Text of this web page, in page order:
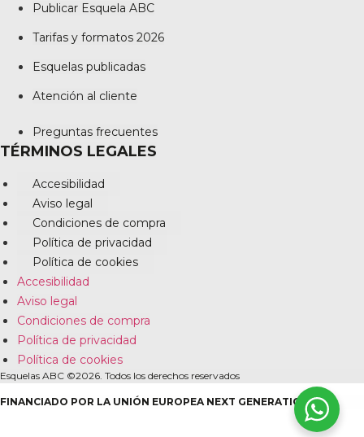
Publicar Esquela ABC
Tarifas y formatos 2026
Esquelas publicadas
Atención al cliente
Preguntas frecuentes
TÉRMINOS LEGALES
Accesibilidad
Aviso legal
Condiciones de compra
Política de privacidad
Política de cookies
Accesibilidad
Aviso legal
Condiciones de compra
Política de privacidad
Política de cookies
Esquelas ABC ©2026. Todos los derechos reservados
FINANCIADO POR LA UNIÓN EUROPEA NEXT GENERATION EU